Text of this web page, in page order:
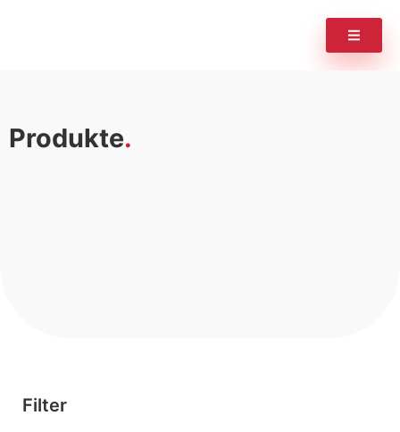
Produkte
Filter